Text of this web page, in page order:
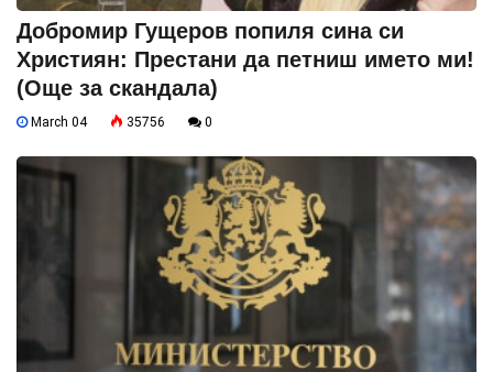
Добромир Гущеров попиля сина си
Християн: Престани да петниш името ми!
(Още за скандала)
March 04 35756 0